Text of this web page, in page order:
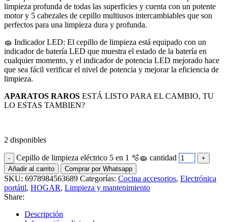
limpieza profunda de todas las superficies y cuenta con un potente
motor y 5 cabezales de cepillo multiusos intercambiables que son
perfectos para una limpieza dura y profunda.
🧽 Indicador LED: El cepillo de limpieza está equipado con un
indicador de batería LED que muestra el estado de la batería en
cualquier momento, y el indicador de potencia LED mejorado hace
que sea fácil verificar el nivel de potencia y mejorar la eficiencia de
limpieza.
APARATOS RAROS ESTÁ LISTO PARA EL CAMBIO, TU
LO ESTAS TAMBIEN?
2 disponibles
Cepillo de limpieza eléctrico 5 en 1 🫧🧽 cantidad
Añadir al carrito Comprar por Whatsapp
SKU: 6978984563689 Categorías: Cocina accesorios, Electrónica
portátil, HOGAR, Limpieza y mantenimiento
Share:
Descripción